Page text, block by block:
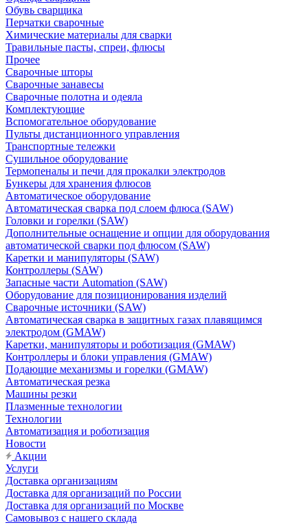
Обувь сварщика
Перчатки сварочные
Химические материалы для сварки
Травильные пасты, спреи, флюсы
Прочее
Сварочные шторы
Сварочные занавесы
Сварочные полотна и одеяла
Комплектующие
Вспомогательное оборудование
Пульты дистанционного управления
Транспортные тележки
Сушильное оборудование
Термопеналы и печи для прокалки электродов
Бункеры для хранения флюсов
Автоматическое оборудование
Автоматическая сварка под слоем флюса (SAW)
Головки и горелки (SAW)
Дополнительные оснащение и опции для оборудования
автоматической сварки под флюсом (SAW)
Каретки и манипуляторы (SAW)
Контроллеры (SAW)
Запасные части Automation (SAW)
Оборудование для позиционирования изделий
Сварочные источники (SAW)
Автоматическая сварка в защитных газах плавящимся
электродом (GMAW)
Каретки, манипуляторы и роботизация (GMAW)
Контроллеры и блоки управления (GMAW)
Подающие механизмы и горелки (GMAW)
Автоматическая резка
Машины резки
Плазменные технологии
Технологии
Автоматизация и роботизация
Новости
Акции
Услуги
Доставка организациям
Доставка для организаций по России
Доставка для организаций по Москве
Самовывоз с нашего склада